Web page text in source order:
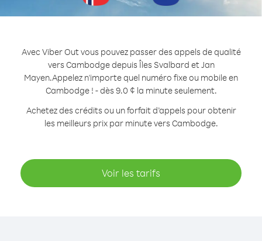
Avec Viber Out vous pouvez passer des appels de qualité
vers Cambodge depuis Îles Svalbard et Jan
Mayen.Appelez n'importe quel numéro fixe ou mobile en
Cambodge ! - dès 9.0 ¢ la minute seulement.
Achetez des crédits ou un forfait d’appels pour obtenir
les meilleurs prix par minute vers Cambodge.
Voir les tarifs